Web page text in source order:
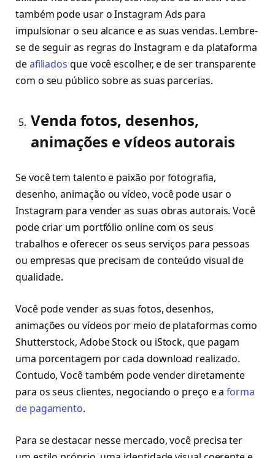
também pode usar o Instagram Ads para
impulsionar o seu alcance e as suas vendas. Lembre-
se de seguir as regras do Instagram e da plataforma
deafiliados que você escolher, e de ser transparente
com o seu público sobre as suas parcerias.
Venda fotos, desenhos,
animações e vídeos autorais
Se você tem talento e paixão por fotografia,
desenho, animação ou vídeo, você pode usar o
Instagram para vender as suas obras autorais. Você
pode criar um portfólio online com os seus
trabalhos e oferecer os seus serviços para pessoas
ou empresas que precisam de conteúdo visual de
qualidade.
Você pode vender as suas fotos, desenhos,
animações ou vídeos por meio de plataformas como
Shutterstock, Adobe Stock ou iStock, que pagam
uma porcentagem por cada download realizado.
Contudo, Você também pode vender diretamente
para os seus clientes, negociando o preço e aforma
de pagamento.
Para se destacar nesse mercado, você precisa ter